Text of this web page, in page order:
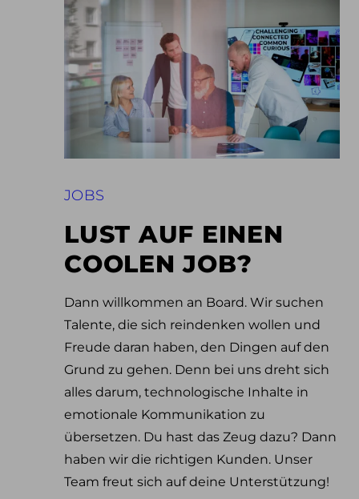
JOBS
LUST AUF EINEN
COOLEN JOB?
Dann willkommen an Board. Wir suchen
Talente, die sich reindenken wollen und
Freude daran haben, den Dingen auf den
Grund zu gehen. Denn bei uns dreht sich
alles darum, technologische Inhalte in
emotionale Kommunikation zu
übersetzen. Du hast das Zeug dazu? Dann
haben wir die richtigen Kunden. Unser
Team freut sich auf deine Unterstützung!